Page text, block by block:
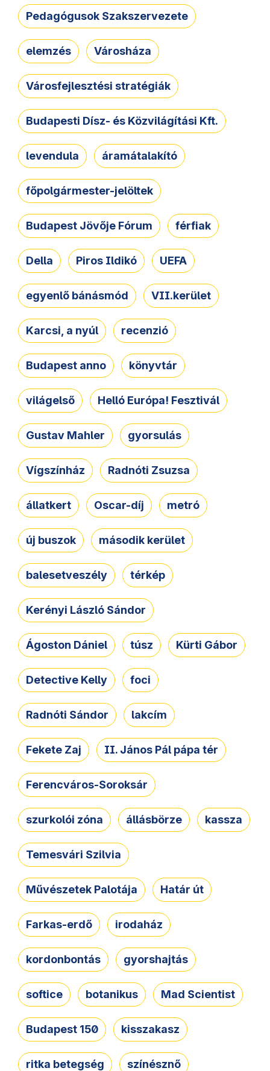
Pedagógusok Szakszervezete
elemzés Városháza
Városfejlesztési stratégiák
Budapesti Dísz- és Közvilágítási Kft.
levendula áramátalakító
főpolgármester-jelöltek
Budapest Jövője Fórum férfiak
Della Piros Ildikó UEFA
egyenlő bánásmód VII.kerület
Karcsi, a nyúl recenzió
Budapest anno könyvtár
világelső Helló Európa! Fesztivál
Gustav Mahler gyorsulás
Vígszínház Radnóti Zsuzsa
állatkert Oscar-díj metró
új buszok második kerület
balesetveszély térkép
Kerényi László Sándor
Ágoston Dániel túsz Kürti Gábor
Detective Kelly foci
Radnóti Sándor lakcím
Fekete Zaj II. János Pál pápa tér
Ferencváros-Soroksár
szurkolói zóna állásbörze kassza
Temesvári Szilvia
Művészetek Palotája Határ út
Farkas-erdő irodaház
kordonbontás gyorshajtás
softice botanikus Mad Scientist
Budapest 150 kisszakasz
ritka betegség színésznő